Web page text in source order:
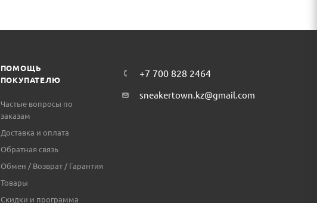
ПОМОЩЬ
ПОКУПАТЕЛЮ
Частые вопросы по
заказам
Доставка и оплата
Обратная связь
Обмен / Возврат / Гарантия
Товары
Скидки и программа
+7 700 828 2464
sneakertown.kz@gmail.com